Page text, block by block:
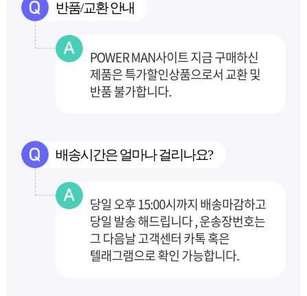
반품/교환 안내
POWER MAN사이트 지금 구매하신
제품은 특가할인상품으로서 교환 및
반품 불가합니다.
배송시간은 얼마나 걸리나요?
당일 오후 15:00시까지 배송마감하고
당일 발송 해드립니다 , 운송장번호는
그 다음날 고객센터카톡 혹은
텔래그램으로 확인 가능합니다.